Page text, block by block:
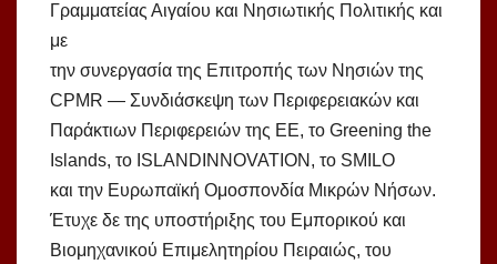
Γραμματείας Αιγαίου και Νησιωτικής Πολιτικής και
με
την συνεργασία της Επιτροπής των Νησιών της
CPMR — Συνδιάσκεψη των Περιφερειακών και
Παράκτιων Περιφερειών της ΕΕ, το Greening the
Islands, το ISLANDINNOVATION, το SMILO
και την Ευρωπαϊκή Ομοσπονδία Μικρών Νήσων.
Έτυχε δε της υποστήριξης του Εμπορικού και
Βιομηχανικού Επιμελητηρίου Πειραιώς, του